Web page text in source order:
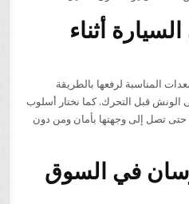
أثناء
المناسبة لرفعها بالطريقة
الونش قبل التحرك. كما نختار أسلوب
تصل إلى وجهتها بأمان ومن دون
في السوق